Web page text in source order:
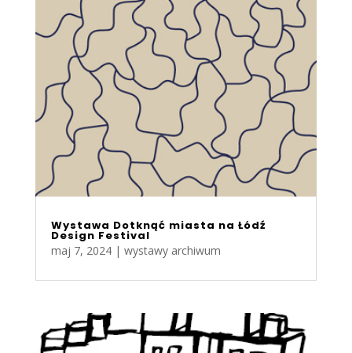
Wystawa Dotknąć miasta na Łódź
Design Festival
maj 7, 2024| wystawy archiwum